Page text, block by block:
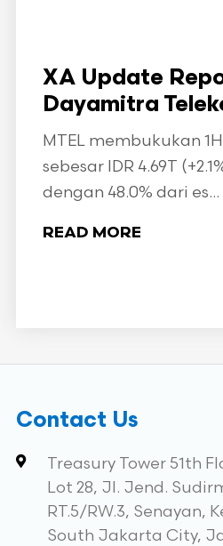
XA Update
Dayamitra
MTEL membukukan
sebesar IDR 4.69T
dengan 48.0% dari es...
READ MORE
Contact Us
Treasury Tower 51th
Lot 28, Jl. Jend.
RT.5/RW.3, Senayan,
South Jakarta City,